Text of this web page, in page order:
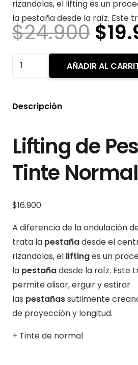
rizandolas, el lifting es un
la pestaña desde la raíz. Este
$24.900 El
era:
$
Lifting
+
AÑADIR AL
Descripción
Lifting de
Tinte Normal
$16.900
A diferencia de la ondulación
trata la pestañadesde el
rizandolas, el liftinges un
la pestañadesde la raíz. Este
permite alisar, erguir y estirar
las pestañassutilmente
de proyección y longitud.
+ Tinte de normal